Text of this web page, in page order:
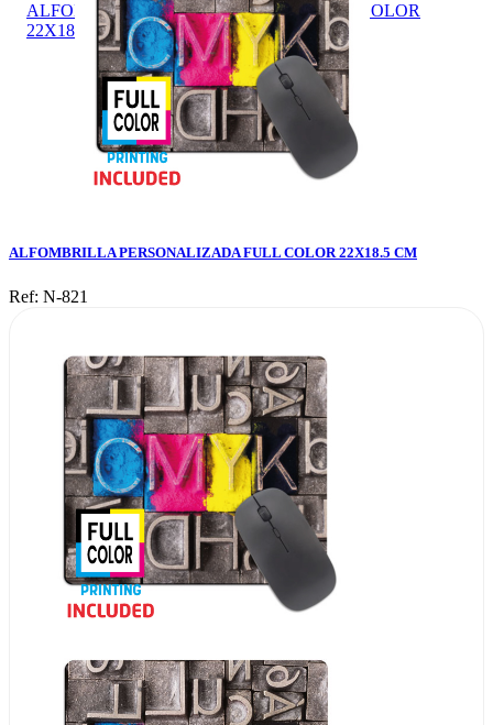
ALFOMBRILLA PERSONALIZADA FULL COLOR
22X18.5 CM
ALFOMBRILLA PERSONALIZADA FULL COLOR 22X18.5 CM
Ref: N-821